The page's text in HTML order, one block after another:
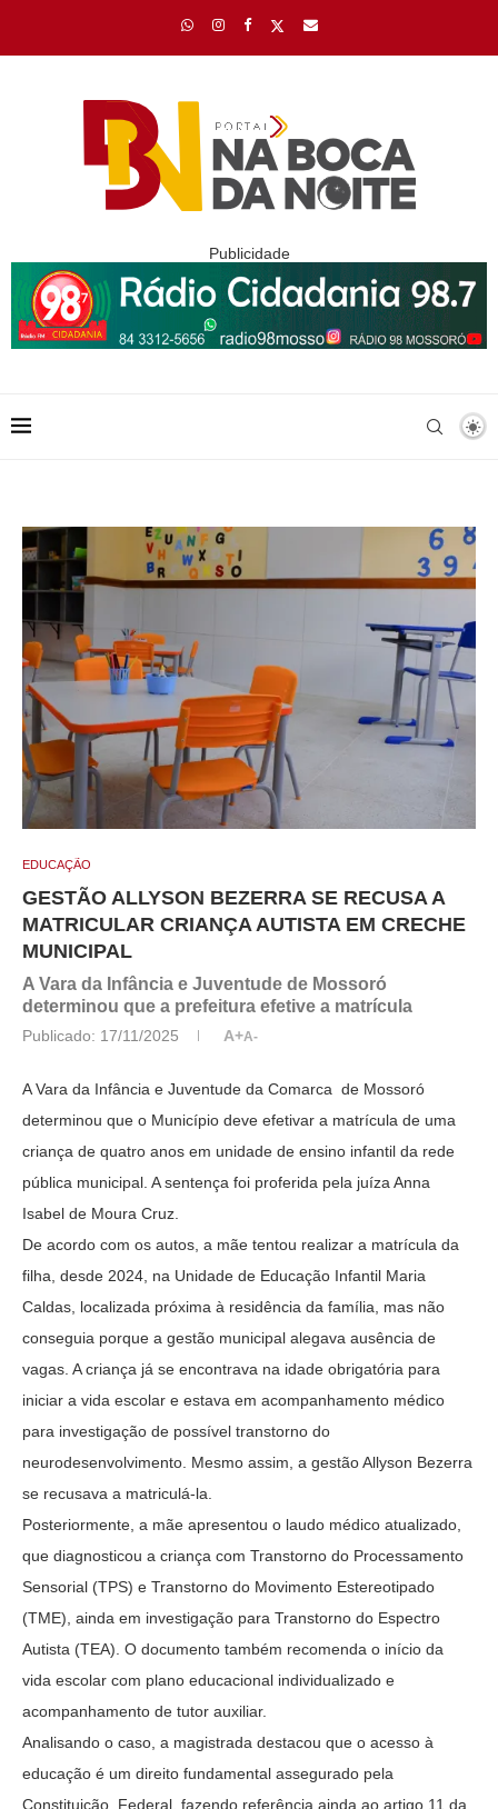
Publicidade
EDUCAÇÃO
GESTÃO ALLYSON BEZERRA SE RECUSA A
MATRICULAR CRIANÇA AUTISTA EM CRECHE
MUNICIPAL
A Vara da Infância e Juventude de Mossoró
determinou que a prefeitura efetive a matrícula
Publicado: 17/11/2025 A+A-
A Vara da Infância e Juventude da Comarca de Mossoró
determinou que o Município deve efetivar a matrícula de uma
criança de quatro anos em unidade de ensino infantil da rede
pública municipal. A sentença foi proferida pela juíza Anna
Isabel de Moura Cruz.
De acordo com os autos, a mãe tentou realizar a matrícula da
filha, desde 2024, na Unidade de Educação Infantil Maria
Caldas, localizada próxima à residência da família, mas não
conseguia porque a gestão municipal alegava ausência de
vagas. A criança já se encontrava na idade obrigatória para
iniciar a vida escolar e estava em acompanhamento médico
para investigação de possível transtorno do
neurodesenvolvimento. Mesmo assim, a gestão Allyson Bezerra
se recusava a matriculá-la.
Posteriormente, a mãe apresentou o laudo médico atualizado,
que diagnosticou a criança com Transtorno do Processamento
Sensorial (TPS) e Transtorno do Movimento Estereotipado
(TME), ainda em investigação para Transtorno do Espectro
Autista (TEA). O documento também recomenda o início da
vida escolar com plano educacional individualizado e
acompanhamento de tutor auxiliar.
Analisando o caso, a magistrada destacou que o acesso à
educação é um direito fundamental assegurado pela
Constituição Federal, fazendo referência ainda ao artigo 11 da